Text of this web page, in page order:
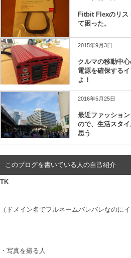
Fitbit Flexのリス
て困った。
2015年9月3日
クルマの移動中
電源を確保する
よ！
2016年5月25日
最近ファッショ
ので、生活スタ
思う
このブログを書いている人の自己紹介
TK
（ドメイン名でフルネームバレバレなのに
・写真を撮る人